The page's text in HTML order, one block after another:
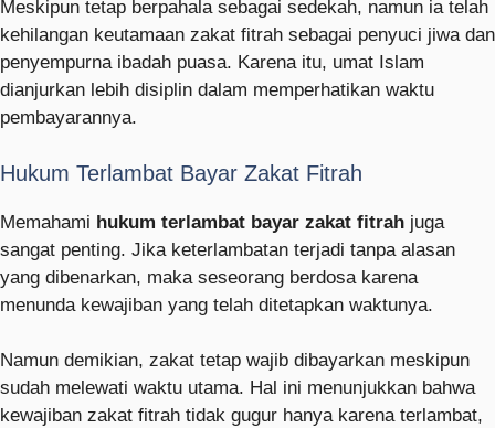
Meskipun tetap berpahala sebagai sedekah, namun ia telah
kehilangan keutamaan zakat fitrah sebagai penyuci jiwa dan
penyempurna ibadah puasa. Karena itu, umat Islam
dianjurkan lebih disiplin dalam memperhatikan waktu
pembayarannya.
Hukum Terlambat Bayar Zakat Fitrah
Memahami hukum terlambat bayar zakat fitrah juga
sangat penting. Jika keterlambatan terjadi tanpa alasan
yang dibenarkan, maka seseorang berdosa karena
menunda kewajiban yang telah ditetapkan waktunya.
Namun demikian, zakat tetap wajib dibayarkan meskipun
sudah melewati waktu utama. Hal ini menunjukkan bahwa
kewajiban zakat fitrah tidak gugur hanya karena terlambat,